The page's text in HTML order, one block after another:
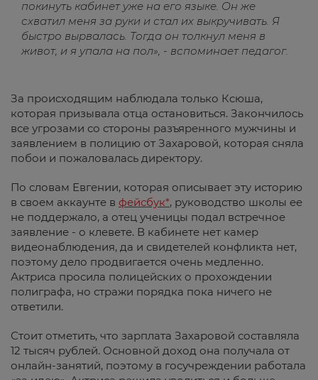
покинуть кабинет уже на его языке. Он же
схватил меня за руки и стал их выкручивать. Я
быстро вырвалась. Тогда он толкнул меня в
живот, и я упала на пол», - вспоминает педагог.
За происходящим наблюдала только Ксюша,
которая призывала отца остановиться. Закончилось
все угрозами со стороны разъяренного мужчины и
заявлением в полицию от Захаровой, которая сняла
побои и пожаловалась директору.
По словам Евгении, которая описывает эту историю
в своем аккаунте в фейсбук*, руководство школы ее
не поддержало, а отец ученицы подал встречное
заявление - о клевете. В кабинете нет камер
видеонаблюдения, да и свидетелей конфликта нет,
поэтому дело продвигается очень медленно.
Актриса просила полицейских о прохождении
полиграфа, но стражи порядка пока ничего не
ответили.
Стоит отметить, что зарплата Захаровой составляла
12 тысяч рублей. Основной доход она получала от
онлайн-занятий, поэтому в госучреждении работала